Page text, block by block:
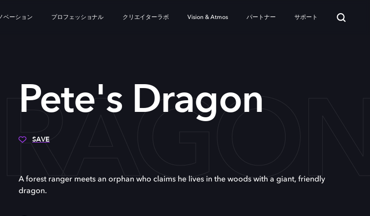
ベーション プロフェッショナル クリエイターラボ Vision & Atmos パートナー サポート
Pete's Dragon
SAVE
A forest ranger meets an orphan who claims he lives in the woods with a giant, friendly
dragon.